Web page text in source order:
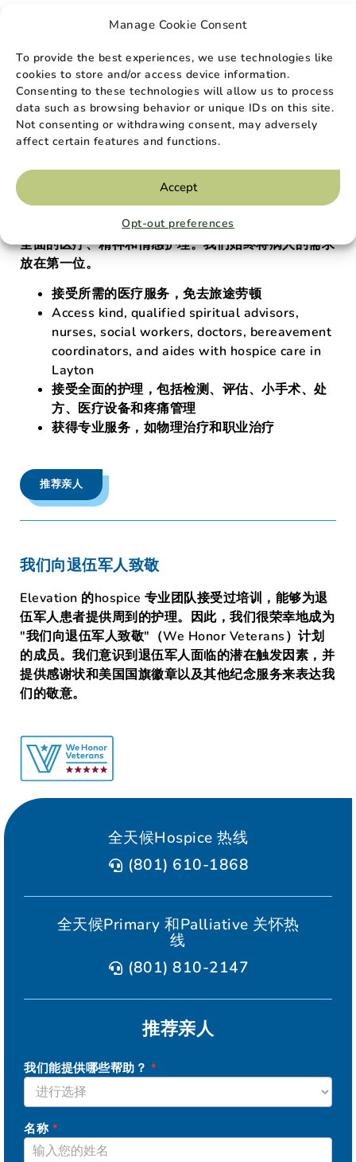
Manage Cookie Consent
To provide the best experiences, we use technologies like
cookies to store and/or access device information.
Consenting to these technologies will allow us to process
data such as browsing behavior or unique IDs on this site.
Not consenting or withdrawing consent, may adversely
affect certain features and functions.
Accept
Opt-out preferences
流动Primary 保健
推荐亲人
我们对您的承诺
我们的护理人员将以最大的尊重和同情心为您的亲人和
家人提供帮助和安慰。我们高素质的专家团队为您提供
全面的医疗、精神和情感护理。我们始终将病人的需求
放在第一位。
接受所需的医疗服务，免去旅途劳顿
Access kind, qualified spiritual advisors,
nurses, social workers, doctors, bereavement
coordinators, and aides with hospice care in
Layton
接受全面的护理，包括检测、评估、小手术、处
方、医疗设备和疼痛管理
获得专业服务，如物理治疗和职业治疗
推荐亲人
我们向退伍军人致敬
Elevation 的hospice 专业团队接受过培训，能够为退
伍军人患者提供周到的护理。因此，我们很荣幸地成为
"我们向退伍军人致敬"（We Honor Veterans）计划
的成员。我们意识到退伍军人面临的潜在触发因素，并
提供感谢状和美国国旗徽章以及其他纪念服务来表达我
们的敬意。
全天候Hospice 热线
(801) 610-1868
全天候Primary 和Palliative 关怀热
线
(801) 810-2147
推荐亲人
SAGE
我们能提供哪些帮助？ *
名称 *